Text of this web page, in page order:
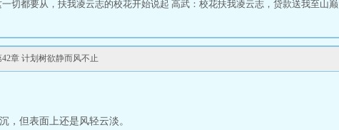
切都要从，扶我凌云志的校花开始说起 高武：校花扶我凌云志，贷款送我至山巅
章 计划树欲静而风不止
，但表面上还是风轻云淡。